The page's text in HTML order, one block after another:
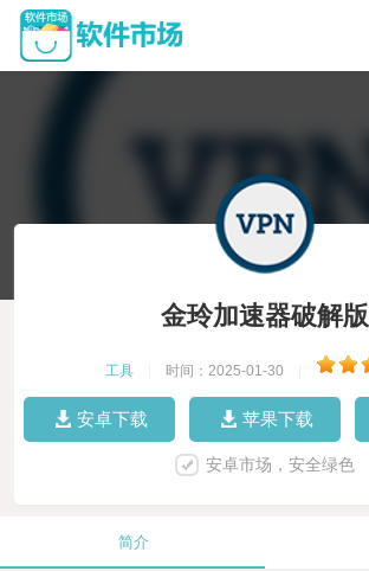
金玲加速器破解版
工具 时间：2025-01-30
安卓下载 苹果下载
安卓市场，安全绿色
简介